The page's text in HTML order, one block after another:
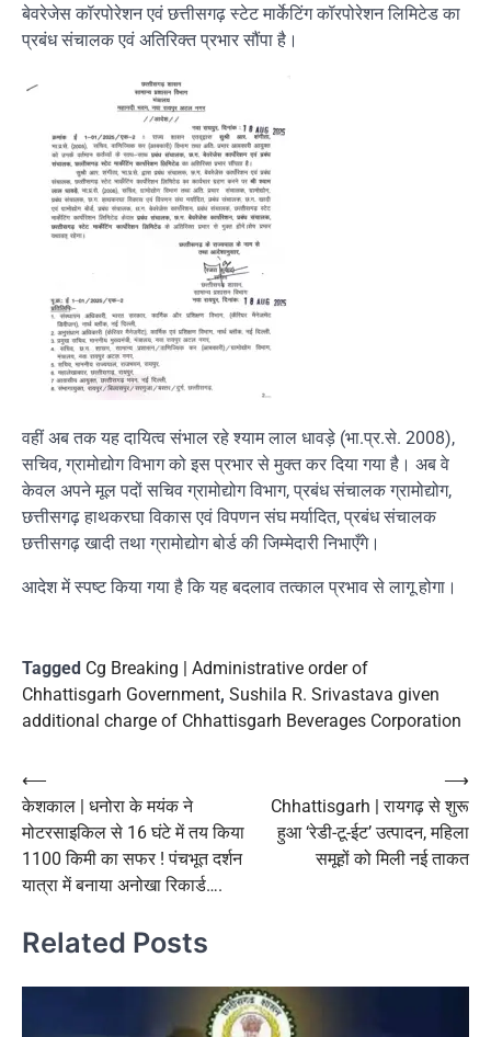
बेवरेजेस कॉरपोरेशन एवं छत्तीसगढ़ स्टेट मार्केटिंग कॉरपोरेशन लिमिटेड का
प्रबंध संचालक एवं अतिरिक्त प्रभार सौंपा है।
वहीं अब तक यह दायित्व संभाल रहे श्याम लाल धावड़े (भा.प्र.से. 2008),
सचिव, ग्रामोद्योग विभाग को इस प्रभार से मुक्त कर दिया गया है। अब वे
केवल अपने मूल पदों सचिव ग्रामोद्योग विभाग, प्रबंध संचालक ग्रामोद्योग,
छत्तीसगढ़ हाथकरघा विकास एवं विपणन संघ मर्यादित, प्रबंध संचालक
छत्तीसगढ़ खादी तथा ग्रामोद्योग बोर्ड की जिम्मेदारी निभाएँगे।
आदेश में स्पष्ट किया गया है कि यह बदलाव तत्काल प्रभाव से लागू होगा।
Tagged Cg Breaking | Administrative order of
Chhattisgarh Government, Sushila R. Srivastava given
additional charge of Chhattisgarh Beverages Corporation
Post
navigation
⟵
केशकाल | धनोरा के मयंक ने
मोटरसाइकिल से 16 घंटे में तय किया
1100 किमी का सफर ! पंचभूत दर्शन
यात्रा में बनाया अनोखा रिकार्ड….
Chhattisgarh | रायगढ़ से शुरू
हुआ ‘रेडी-टू-ईट’ उत्पादन, महिला
समूहों को मिली नई ताकत
⟶
Related Posts